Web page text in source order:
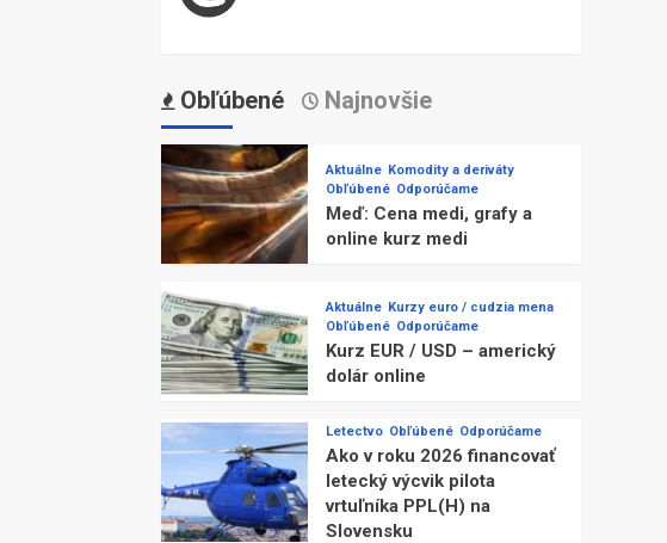
Obľúbené Najnovšie
Aktuálne Komodity a deriváty
Obľúbené Odporúčame
Meď: Cena medi, grafy a
online kurz medi
Aktuálne Kurzy euro / cudzia mena
Obľúbené Odporúčame
Kurz EUR / USD – americký
dolár online
Letectvo Obľúbené Odporúčame
Ako v roku 2026 financovať
letecký výcvik pilota
vrtuľníka PPL(H) na
Slovensku